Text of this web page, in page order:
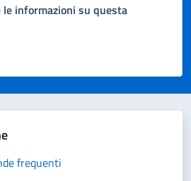
le informazioni su questa
5 stelle su 5
su 5
su 5
5
frequenti